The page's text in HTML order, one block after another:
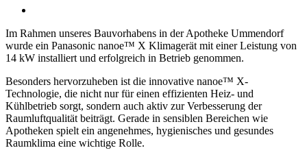
Im Rahmen unseres Bauvorhabens in der Apotheke Ummendorf
wurde ein Panasonic nanoe™ X Klimagerät mit einer Leistung von
14 kW installiert und erfolgreich in Betrieb genommen.
Besonders hervorzuheben ist die innovative nanoe™ X-
Technologie, die nicht nur für einen effizienten Heiz- und
Kühlbetrieb sorgt, sondern auch aktiv zur Verbesserung der
Raumluftqualität beiträgt. Gerade in sensiblen Bereichen wie
Apotheken spielt ein angenehmes, hygienisches und gesundes
Raumklima eine wichtige Rolle.